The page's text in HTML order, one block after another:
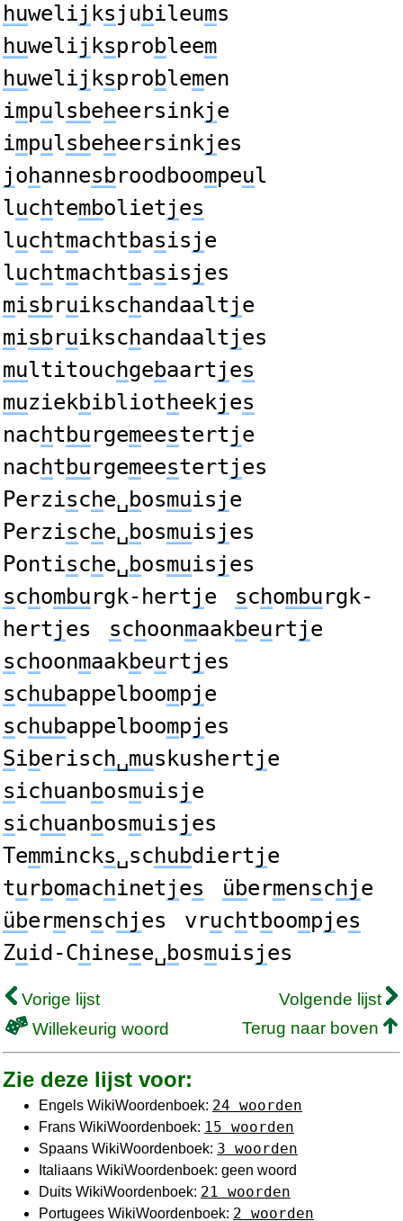
huwelij ksjubileums
huwelij ksprobleem
huwelij ksproblemen
impulsbeheersinkje
impulsbeheersinkjes
johannesbroodboompeul
luchtembolietjes
luchtmachtbasisje
luchtmachtbasisjes
misbruikschandaaltje
misbruikschandaaltjes
multitouchgebaartjes
muziekbibliotheekjes
nachtburgemeestertje
nachtburgemeestertjes
Perzische␣bosmuisje
Perzische␣bosmuisjes
Pontische␣bosmuisjes
schomburgk-hertje schomburgk-
hertjes schoonmaakbeurtje
schoonmaakbeurtjes
schubappelboompje
schubappelboompjes
Siberisch␣muskushertje
sichuanbosmuisje
sichuanbosmuisjes
Temmincks␣schubdiertje
turbomachinetjes übermenschje
übermenschjes vruchtboompjes
Zuid-Chinese␣bosmuisjes
Vorige lijst
Volgende lijst
Willekeurig woord
Terug naar boven
Zie deze lijst voor:
Engels WikiWoordenboek: 24 woorden
Frans WikiWoordenboek: 15 woorden
Spaans WikiWoordenboek: 3 woorden
Italiaans WikiWoordenboek: geen woord
Duits WikiWoordenboek: 21 woorden
Portugees WikiWoordenboek: 2 woorden